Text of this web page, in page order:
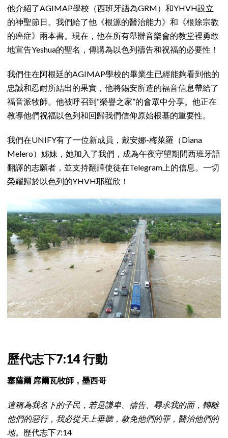
他介紹了AGIMAP學校（西班牙語為GRM）和YHVH設立
的神聖節日。我們給了他《根源的醫治能力》和《根除宗教
的癌症》兩本書。現在，他在所有舉辦音樂會的教堂裡勇敢
地宣告Yeshua的聖名，傳講為以色列禱告和祝福的必要性！
我們住在阿根廷的AGIMAP學校的畢業生已經能夠看到他的
忠誠和忍耐所結出的果實，他將錫安所造的福音信息帶給了
福音派牧師。他被呼召到“榮譽之家”的會眾中分享。他正在
教導他們祝福以色列和回歸我們信仰原始根基的重要性。
我們在UNIFY有了一位新成員，戴安娜-梅萊羅（Diana
Melero）姊妹，她加入了我們，成為午夜守望期間西班牙語
翻譯的志願者，並支持翻譯使徒在Telegram上的信息。一切
榮耀歸於以色列的YHVH耶羅欣！
歷代志下7:14 行動
塞薩爾 席爾瓦牧師，墨西哥
這稱為我名下的子民，若是謙卑、禱告、尋求我的面，轉離
他們的惡行，我必從天上垂聽，赦免他們的罪，醫治他們的
地。 歷代志下7:14